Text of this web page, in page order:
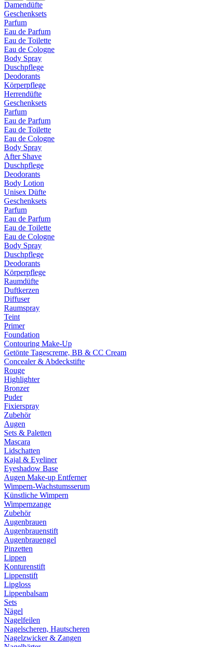
Damendüfte
Geschenksets
Parfum
Eau de Parfum
Eau de Toilette
Eau de Cologne
Body Spray
Duschpflege
Deodorants
Körperpflege
Herrendüfte
Geschenksets
Parfum
Eau de Parfum
Eau de Toilette
Eau de Cologne
Body Spray
After Shave
Duschpflege
Deodorants
Body Lotion
Unisex Düfte
Geschenksets
Parfum
Eau de Parfum
Eau de Toilette
Eau de Cologne
Body Spray
Duschpflege
Deodorants
Körperpflege
Raumdüfte
Duftkerzen
Diffuser
Raumspray
Teint
Primer
Foundation
Contouring Make-Up
Getönte Tagescreme, BB & CC Cream
Concealer & Abdeckstifte
Rouge
Highlighter
Bronzer
Puder
Fixierspray
Zubehör
Augen
Sets & Paletten
Mascara
Lidschatten
Kajal & Eyeliner
Eyeshadow Base
Augen Make-up Entferner
Wimpern-Wachstumsserum
Künstliche Wimpern
Wimpernzange
Zubehör
Augenbrauen
Augenbrauenstift
Augenbrauengel
Pinzetten
Lippen
Konturenstift
Lippenstift
Lipgloss
Lippenbalsam
Sets
Nägel
Nagelfeilen
Nagelscheren, Hautscheren
Nagelzwicker & Zangen